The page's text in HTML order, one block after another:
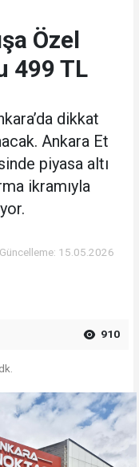
Özel
499 TL
dikkat
Ankara Et
piyasa altı
ikramıyla
15.05.2026
910